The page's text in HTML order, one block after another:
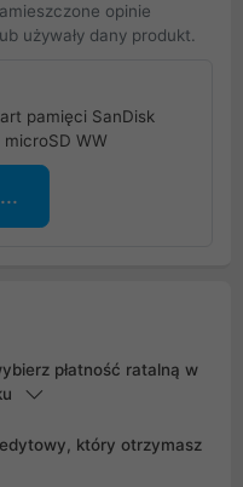
opinie
używały dany produkt.
pamięci SanDisk
microSD WW
płatność ratalną w
który otrzymasz